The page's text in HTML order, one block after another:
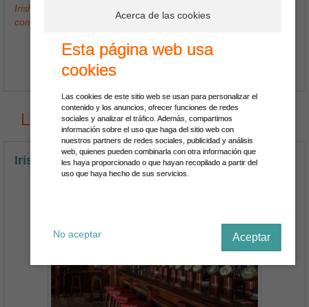
Irish Pub Temple Bar, Pub irlandés en el centro de Barcelona
con deportes en directo
Los últimos Restaurantes en España
Irish Pub My Bar
Acerca de las cookies
Esta página web usa
cookies
Las cookies de este sitio web se usan para personalizar el
contenido y los anuncios, ofrecer funciones de redes
sociales y analizar el tráfico. Además, compartimos
información sobre el uso que haga del sitio web con
nuestros partners de redes sociales, publicidad y análisis
web, quienes pueden combinarla con otra información que
les haya proporcionado o que hayan recopilado a partir del
uso que haya hecho de sus servicios.
No aceptar Aceptar